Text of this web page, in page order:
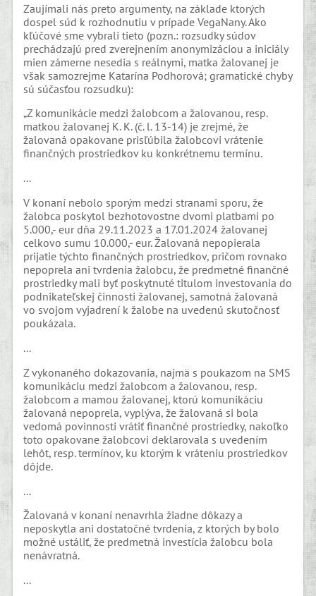
Zaujímali nás preto argumenty, na základe ktorých
dospel súd k rozhodnutiu v prípade VegaNany. Ako
kľúčové sme vybrali tieto (pozn.: rozsudky súdov
prechádzajú pred zverejnením anonymizáciou a iniciály
mien zámerne nesedia s reálnymi, matka žalovanej je
však samozrejme Katarína Podhorová; gramatické chyby
sú súčasťou rozsudku):
„Z komunikácie medzi žalobcom a žalovanou, resp.
matkou žalovanej K. K. (č. l. 13-14) je zrejmé, že
žalovaná opakovane prisľúbila žalobcovi vrátenie
finančných prostriedkov ku konkrétnemu termínu.
...
V konaní nebolo sporým medzi stranami sporu, že
žalobca poskytol bezhotovostne dvomi platbami po
5.000,- eur dňa 29.11.2023 a 17.01.2024 žalovanej
celkovo sumu 10.000,- eur. Žalovaná nepopierala
prijatie týchto finančných prostriedkov, pričom rovnako
nepoprela ani tvrdenia žalobcu, že predmetné finančné
prostriedky mali byť poskytnuté titulom investovania do
podnikateľskej činnosti žalovanej, samotná žalovaná
vo svojom vyjadrení k žalobe na uvedenú skutočnosť
poukázala.
...
Z vykonaného dokazovania, najmä s poukazom na SMS
komunikáciu medzi žalobcom a žalovanou, resp.
žalobcom a mamou žalovanej, ktorú komunikáciu
žalovaná nepoprela, vyplýva, že žalovaná si bola
vedomá povinnosti vrátiť finančné prostriedky, nakoľko
toto opakovane žalobcovi deklarovala s uvedením
lehôt, resp. termínov, ku ktorým k vráteniu prostriedkov
dôjde.
...
Žalovaná v konaní nenavrhla žiadne dôkazy a
neposkytla ani dostatočné tvrdenia, z ktorých by bolo
možné ustáliť, že predmetná investícia žalobcu bola
nenávratná.
...